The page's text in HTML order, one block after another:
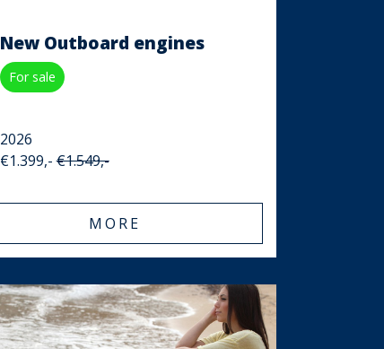
New Outboard engines
For sale
2026
€1.399,-€1.549,-
MORE